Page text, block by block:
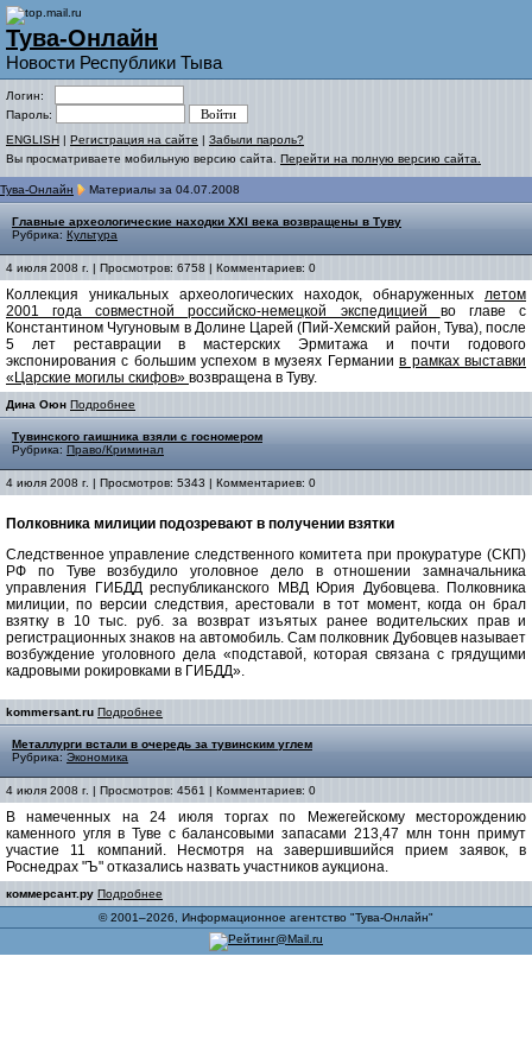
Тува-Онлайн
Новости Республики Тыва
Логин:
Пароль:
ENGLISH | Регистрация на сайте | Забыли пароль?
Вы просматриваете мобильную версию сайта. Перейти на полную версию сайта.
Тува-Онлайн Материалы за 04.07.2008
Главные археологические находки XXI века возвращены в Туву
Рубрика: Культура
4 июля 2008 г. | Просмотров: 6758 | Комментариев: 0
Коллекция уникальных археологических находок, обнаруженных летом
2001 года совместной российско-немецкой экспедицией во главе с
Константином Чугуновым в Долине Царей (Пий-Хемский район, Тува), после
5 лет реставрации в мастерских Эрмитажа и почти годового
экспонирования с большим успехом в музеях Германиив рамках выставки
«Царские могилы скифов» возвращена в Туву.
Дина Оюн Подробнее
Тувинского гаишника взяли с госномером
Рубрика: Право/Криминал
4 июля 2008 г. | Просмотров: 5343 | Комментариев: 0
Полковника милиции подозревают в получении взятки
Следственное управление следственного комитета при прокуратуре (СКП)
РФ по Туве возбудило уголовное дело в отношении замначальника
управления ГИБДД республиканского МВД Юрия Дубовцева. Полковника
милиции, по версии следствия, арестовали в тот момент, когда он брал
взятку в 10 тыс. руб. за возврат изъятых ранее водительских прав и
регистрационных знаков на автомобиль. Сам полковник Дубовцев называет
возбуждение уголовного дела «подставой, которая связана с грядущими
кадровыми рокировками в ГИБДД».
kommersant.ru Подробнее
Металлурги встали в очередь за тувинским углем
Рубрика: Экономика
4 июля 2008 г. | Просмотров: 4561 | Комментариев: 0
В намеченных на 24 июля торгах по Межегейскому месторождению
каменного угля в Туве с балансовыми запасами 213,47 млн тонн примут
участие 11 компаний. Несмотря на завершившийся прием заявок, в
Роснедрах "Ъ" отказались назвать участников аукциона.
коммерсант.ру Подробнее
© 2001–2026, Информационное агентство "Тува-Онлайн"